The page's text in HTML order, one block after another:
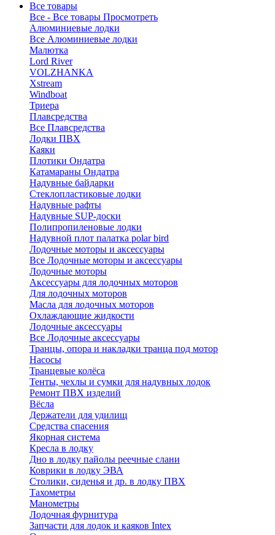
Все товары
Все - Все товары Просмотреть
Алюминиевые лодки
Все Алюминиевые лодки
Малютка
Lord River
VOLZHANKA
Xstream
Windboat
Триера
Плавсредства
Все Плавсредства
Лодки ПВХ
Каяки
Плотики Ондатра
Катамараны Ондатра
Надувные байдарки
Стеклопластиковые лодки
Надувные рафты
Надувные SUP-доски
Полипропиленовые лодки
Надувной плот палатка polar bird
Лодочные моторы и аксессуары
Все Лодочные моторы и аксессуары
Лодочные моторы
Аксессуары для лодочных моторов
Для лодочных моторов
Масла для лодочных моторов
Охлаждающие жидкости
Лодочные аксессуары
Все Лодочные аксессуары
Транцы, опора и накладки транца под мотор
Насосы
Транцевые колёса
Тенты, чехлы и сумки для надувных лодок
Ремонт ПВХ изделий
Вёсла
Держатели для удилищ
Средства спасения
Якорная система
Кресла в лодку
Дно в лодку пайолы реечные слани
Коврики в лодку ЭВА
Столики, сиденья и др. в лодку ПВХ
Тахометры
Манометры
Лодочная фурнитура
Запчасти для лодок и каяков Intex